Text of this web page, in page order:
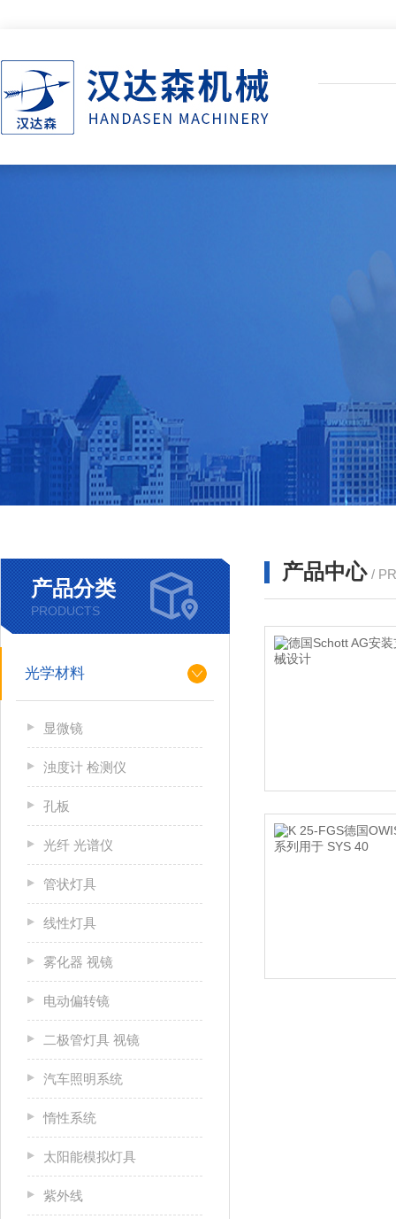
产品分类
PRODUCTS
光学材料
显微镜
浊度计 检测仪
孔板
光纤 光谱仪
管状灯具
线性灯具
雾化器 视镜
电动偏转镜
二极管灯具 视镜
汽车照明系统
惰性系统
太阳能模拟灯具
紫外线
产品中心 /